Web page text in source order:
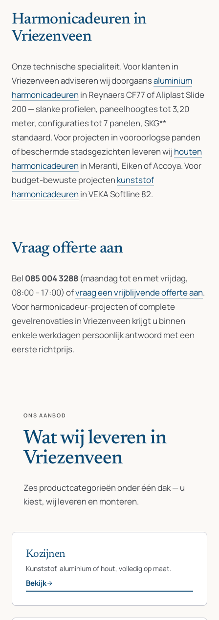
Harmonicadeuren in
Vriezenveen
Onze technische specialiteit. Voor klanten in
Vriezenveen adviseren wij doorgaansaluminium
harmonicadeuren in Reynaers CF77 of Aliplast Slide
200 — slanke profielen, paneelhoogtes tot 3,20
meter, configuraties tot 7 panelen, SKG**
standaard. Voor projecten in vooroorlogse panden
of beschermde stadsgezichten leveren wij houten
harmonicadeuren in Meranti, Eiken of Accoya. Voor
budget-bewuste projecten kunststof
harmonicadeuren in VEKA Softline 82.
Vraag offerte aan
Bel 085 004 3288 (maandag tot en met vrijdag,
08:00 – 17:00) ofvraag een vrijblijvende offerte aan.
Voor harmonicadeur-projecten of complete
gevelrenovaties in Vriezenveen krijgt u binnen
enkele werkdagen persoonlijk antwoord met een
eerste richtprijs.
ONS AANBOD
Wat wij leveren in
Vriezenveen
Zes productcategorieën onder één dak — u
kiest, wij leveren en monteren.
Kozijnen
Kunststof, aluminium of hout, volledig op maat.
Bekijk